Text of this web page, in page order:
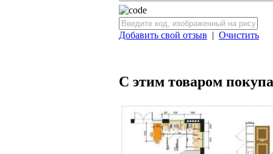
Добавить свой отзыв | Очистить
С этим товаром